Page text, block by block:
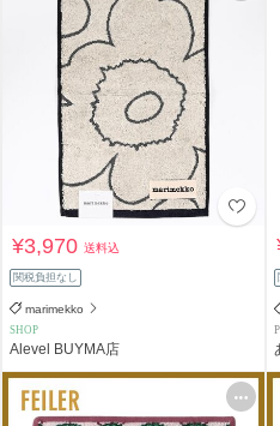
¥3,970送料込
関税負担なし
marimekko
SHOP
Alevel BUYMA店